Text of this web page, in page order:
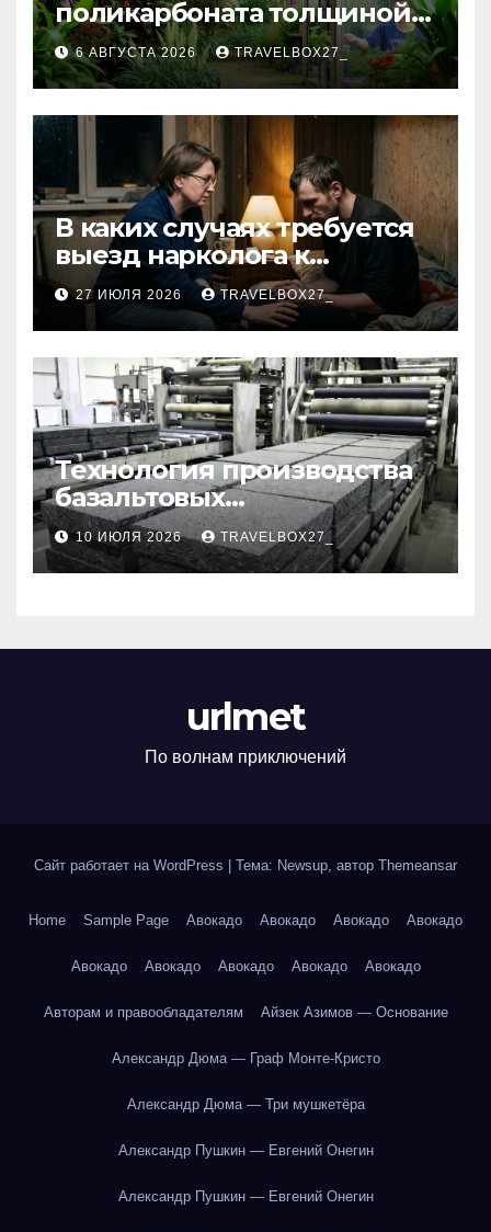
поликарбоната толщиной 4
и 6 мм
6 АВГУСТА 2026 TRAVELBOX27_
В каких случаях требуется
выезд нарколога к
пациенту
27 ИЮЛЯ 2026 TRAVELBOX27_
Технология производства
базальтовых
теплоизоляционных плит
по ГОСТ
10 ИЮЛЯ 2026 TRAVELBOX27_
urlmet
По волнам приключений
Сайт работает на WordPress Тема: Newsup, автор Themeansar
Home Sample Page Авокадо Авокадо Авокадо Авокадо
Авокадо Авокадо Авокадо Авокадо Авокадо
Авторам и правообладателям Айзек Азимов — Основание
Александр Дюма — Граф Монте-Кристо
Александр Дюма — Три мушкетёра
Александр Пушкин — Евгений Онегин
Александр Пушкин — Евгений Онегин